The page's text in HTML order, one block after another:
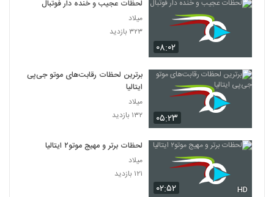
۰۸:۰۲
لحظات عجیب و خنده دار فوتبال
میلاد
۳۲۳ بازدید
۰۵:۲۳
برترین لحظات رقابت‌های موتو جی‌پی
ایتالیا
میلاد
۱۳۲ بازدید
۰۲:۵۲ HD
لحظات برتر و مهیج موتو۲ ایتالیا
میلاد
۱۲۱ بازدید